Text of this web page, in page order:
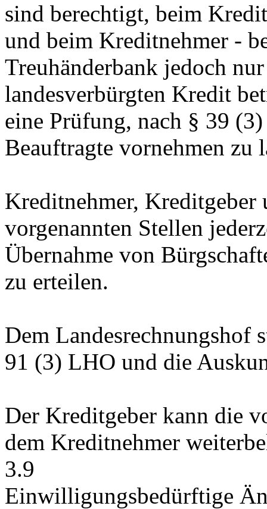
sind berechtigt, beim
und beim Kreditnehmer -
Treuhänderbank jedoch
landesverbürgten Kredit
eine Prüfung, nach § 39
Beauftragte vornehmen zu
Kreditnehmer, Kreditgeber
vorgenannten Stellen
Übernahme von
zu erteilen.
Dem Landesrechnungshof
91 (3) LHO und die
Der Kreditgeber kann die
dem Kreditnehmer
3.9
Einwilligungsbedürftige